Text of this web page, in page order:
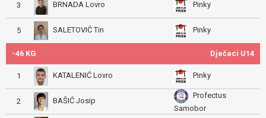
3 BRNADA Lovro Pinky
5 SALETOVIĆ Tin Pinky
-46 KG Dječaci U14
1 KATALENIĆ Lovro Pinky
2 BAŠIĆ Josip
Profectus
Samobor